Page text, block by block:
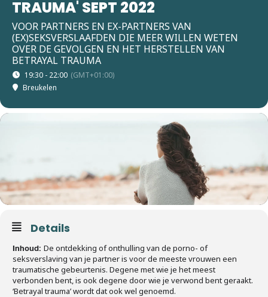
TRAUMA' SEPT 2022
VOOR PARTNERS EN EX-PARTNERS VAN
(EX)SEKSVERSLAAFDEN DIE MEER WILLEN WETEN
OVER DE GEVOLGEN EN HET HERSTELLEN VAN
BETRAYAL TRAUMA
19:30 - 22:00 (GMT+01:00)
Breukelen
Details
Inhoud: De ontdekking of onthulling van de porno- of
seksverslaving van je partner is voor de meeste vrouwen een
traumatische gebeurtenis. Degene met wie je het meest
verbonden bent, is ook degene door wie je verwond bent geraakt.
‘Betrayal trauma’ wordt dat ook wel genoemd.